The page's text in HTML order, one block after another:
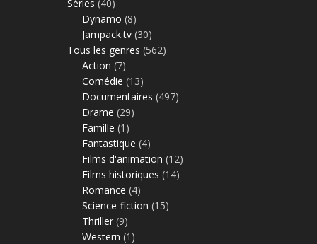
Séries (40)
Dynamo (8)
Jampack.tv (30)
Tous les genres (562)
Action (7)
Comédie (13)
Documentaires (497)
Drame (29)
Famille (1)
Fantastique (4)
Films d'animation (12)
Films historiques (14)
Romance (4)
Science-fiction (15)
Thriller (9)
Western (1)